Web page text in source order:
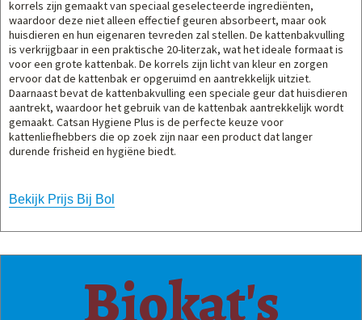
korrels zijn gemaakt van speciaal geselecteerde ingrediënten,
waardoor deze niet alleen effectief geuren absorbeert, maar ook
huisdieren en hun eigenaren tevreden zal stellen. De kattenbakvulling
is verkrijgbaar in een praktische 20-literzak, wat het ideale formaat is
voor een grote kattenbak. De korrels zijn licht van kleur en zorgen
ervoor dat de kattenbak er opgeruimd en aantrekkelijk uitziet.
Daarnaast bevat de kattenbakvulling een speciale geur dat huisdieren
aantrekt, waardoor het gebruik van de kattenbak aantrekkelijk wordt
gemaakt. Catsan Hygiene Plus is de perfecte keuze voor
kattenliefhebbers die op zoek zijn naar een product dat langer
durende frisheid en hygiëne biedt.
Bekijk Prijs Bij Bol
Biokat's